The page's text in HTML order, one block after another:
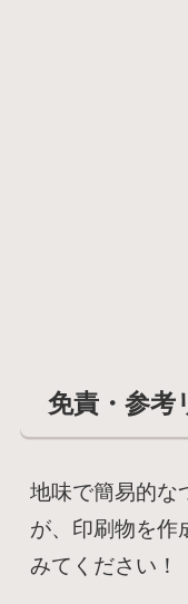
免責・参考
地味で簡易的な
が、印刷物を作
みてください！